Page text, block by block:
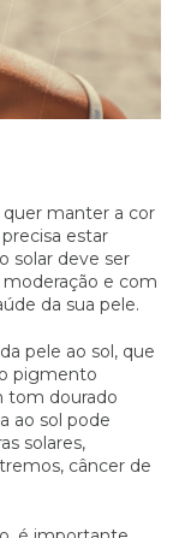
quer manter a cor
estar
solar deve ser
e com
da sua pele.
pele ao sol, que
pigmento
tom dourado
ao sol pode
solares,
câncer de